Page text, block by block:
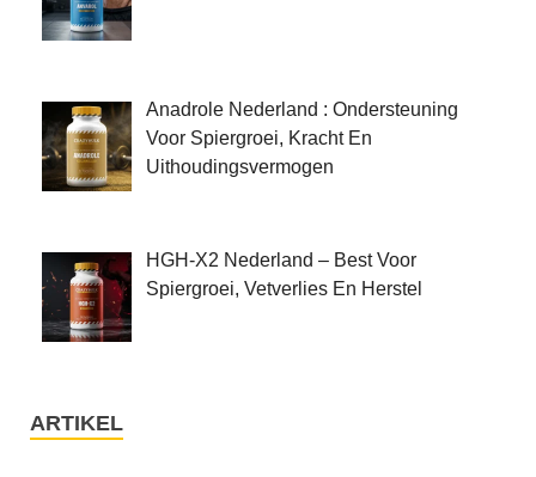
Anadrole Nederland : Ondersteuning
Voor Spiergroei, Kracht En
Uithoudingsvermogen
HGH-X2 Nederland – Best Voor
Spiergroei, Vetverlies En Herstel
ARTIKEL